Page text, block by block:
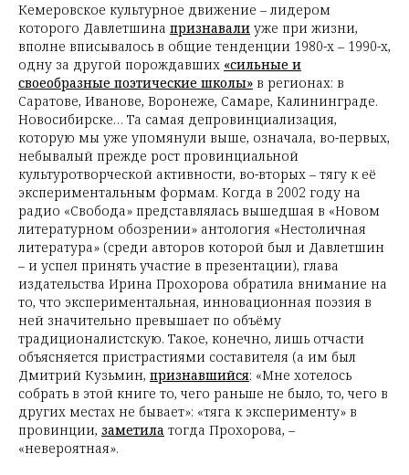
Кемеровское культурное движение – лидером
которого Давлетшина признавали уже при жизни,
вполне вписывалось в общие тенденции 1980-х – 1990-х,
одну за другой порождавших «сильные и
своеобразные поэтические школы» в регионах: в
Саратове, Иванове, Воронеже, Самаре, Калининграде.
Новосибирске… Та самая депровинциализация,
которую мы уже упомянули выше, означала, во-первых,
небывалый прежде рост провинциальной
культуротворческой активности, во-вторых – тягу к её
экспериментальным формам. Когда в 2002 году на
радио «Свобода» представлялась вышедшая в «Новом
литературном обозрении» антология «Нестоличная
литература» (среди авторов которой был и Давлетшин
– и успел принять участие в презентации), глава
издательства Ирина Прохорова обратила внимание на
то, что экспериментальная, инновационная поэзия в
ней значительно превышает по объёму
традиционалистскую. Такое, конечно, лишь отчасти
объясняется пристрастиями составителя (а им был
Дмитрий Кузьмин, признавшийся: «Мне хотелось
собрать в этой книге то, чего раньше не было, то, чего в
других местах не бывает»: «тяга к эксперименту» в
провинции, заметила тогда Прохорова, –
«невероятная».